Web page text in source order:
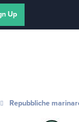
Up
Repubbliche